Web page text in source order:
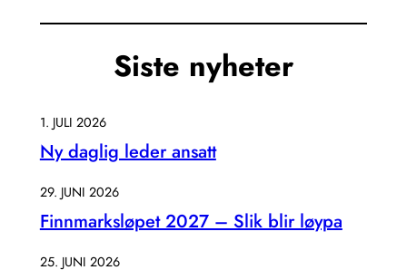
Siste nyheter
1. JULI 2026
Ny daglig leder ansatt
29. JUNI 2026
Finnmarksløpet 2027 – Slik blir løypa
25. JUNI 2026